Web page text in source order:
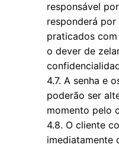
responsável
responderá
praticados
o dever de
4.7. A senha e
poderão ser
momento pelo
4.8. O cliente
imediatamente